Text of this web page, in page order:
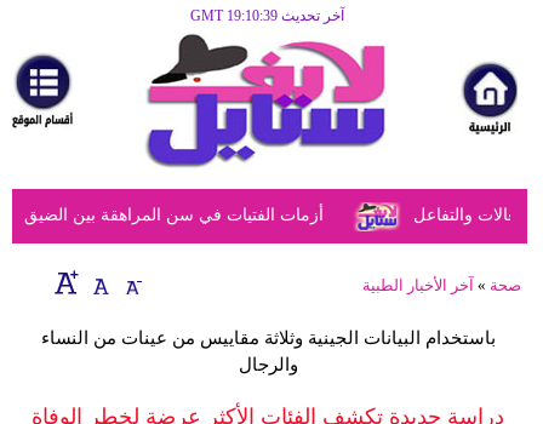
آخر تحديث GMT 19:10:39
مرأة
أزياء
أزياء
إسلامية
ديكور
أزمات الفتيات في سن المراهقة بين الضيق والتفاعل
صحة » آخر الأخبار الطبية
باستخدام البيانات الجينية وثلاثة مقاييس من عينات من النساء
والرجال
دراسة جديدة تكشف الفئات الأكثر عرضة لخطر الوفاة